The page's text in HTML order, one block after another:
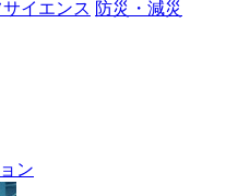
イエンス 防災・減災
ン